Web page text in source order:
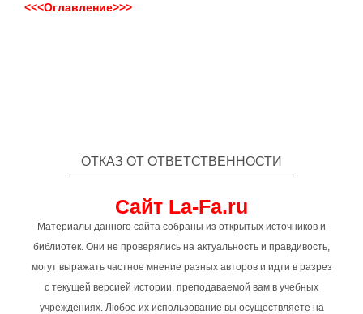
<<<Оглавление>>>
ОТКАЗ ОТ ОТВЕТСТВЕННОСТИ
Сайт La-Fa.ru
Материалы данного сайта собраны из открытых источников и
библиотек. Они не проверялись на актуальность и правдивость,
могут выражать частное мнение разных авторов и идти в разрез
с текущей версией истории, преподаваемой вам в учебных
учреждениях. Любое их использование вы осуществляете на